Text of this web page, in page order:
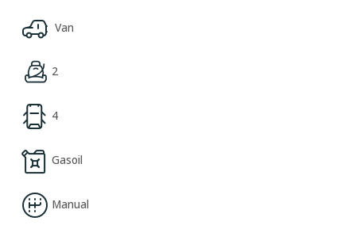
Van
2
4
Gasoil
Manual